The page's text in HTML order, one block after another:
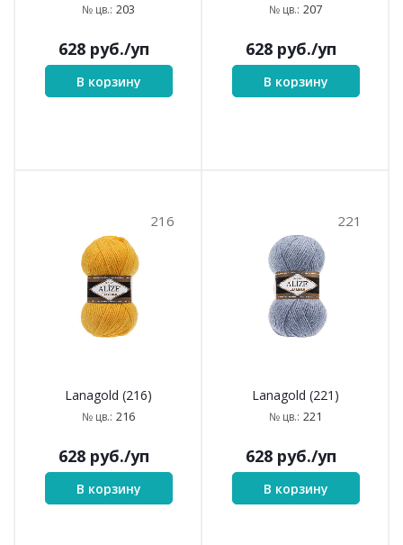
№ цв.: 203
628 руб./уп
В корзину
№ цв.: 207
628 руб./уп
В корзину
216
Lanagold (216)
№ цв.: 216
628 руб./уп
В корзину
221
Lanagold (221)
№ цв.: 221
628 руб./уп
В корзину